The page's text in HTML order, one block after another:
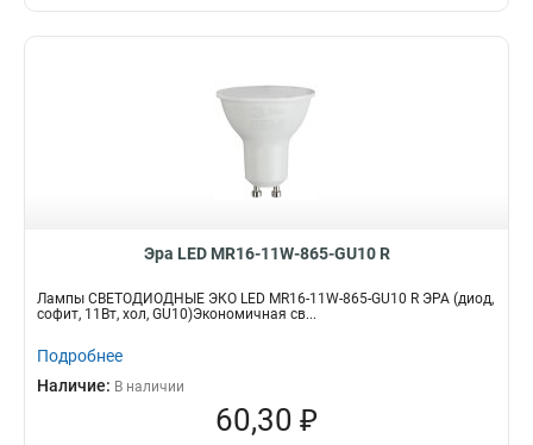
Эра LED MR16-11W-865-GU10 R
Лампы СВЕТОДИОДНЫЕ ЭКО LED MR16-11W-865-GU10 R ЭРА (диод,
софит, 11Вт, хол, GU10)Экономичная св...
Подробнее
Наличие: В наличии
60,30 ₽